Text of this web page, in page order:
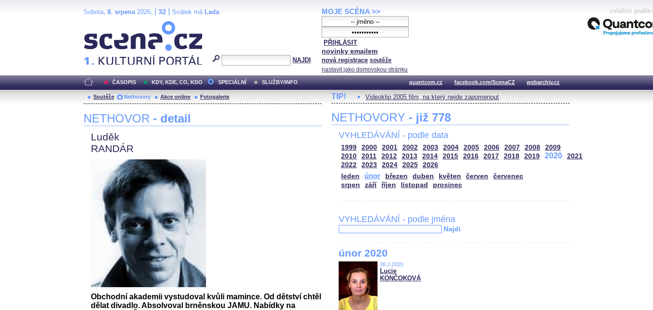
Sobota, 8. srpena2026, | 32 Svátek má Lada
NAJDI
MOJE SCÉNA >>
PŘIHLÁSIT
novinky emailem
nová registrace soutěže
nastavit jako domovskou stránku
zvláštní
ČASOPIS KDY, KDE, CO, KDO SPECIÁLNÍ SLUŽBY/INFO quantcom.cz facebook.com/ScenaCZ webarchiv.cz
Soutěže Nethovory Akce online Fotogalerie
NETHOVOR - detail
Luděk
RANDÁR
Obchodní akademii vystudoval kvůli mamince. Od dětství chtěl
dělat divadlo. Absolvoval brněnskou JAMU. Nabídky na
TIP! Videoklip 2005 film, na který nejde zapomenout
NETHOVORY - již 778
VYHLEDÁVÁNÍ - podle data
1999 2000 2001 2002 2003 2004 2005 2006 2007 2008
2009
2010
2011 2012 2013 2014 2015 2016 2017 2018 2019 2020
2021
2022
2023 2024 2025
2026
leden
únor březen duben květen červen
červenec
srpen
září říjen listopad prosinec
VYHLEDÁVÁNÍ - podle jména
Najdi
únor 2020
26.2.2020
Lucie
KONČOKOVÁ